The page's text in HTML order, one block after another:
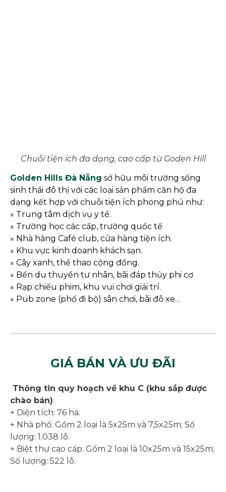
Chuỗi tiện ích đa dạng, cao cấp từ Goden Hill
Golden Hills Đà Nẵng sở hữu môi trường sống
sinh thái đô thị với các loại sản phẩm căn hộ đa
dạng kết hợp với chuỗi tiện ích phong phú như:
» Trung tâm dịch vụ y tế.
» Trường học các cấp, trường quốc tế
» Nhà hàng Café club, cửa hàng tiện ích.
» Khu vực kinh doanh khách sạn.
» Cây xanh, thể thao cộng đồng.
» Bến du thuyền tư nhân, bãi đáp thủy phi cơ
» Rạp chiếu phim, khu vui chơi giải trí.
» Pub zone (phố đi bộ) sân chơi, bãi đỗ xe…
GIÁ BÁN VÀ ƯU ĐÃI
Thông tin quy hoạch về khu C (khu sắp được
chào bán):
+ Diện tích: 76 ha.
+ Nhà phố: Gồm 2 loại là 5x25m và 7,5x25m; Số
lượng: 1.038 lô.
+ Biệt thự cao cấp: Gồm 2 loại là 10x25m và 15x25m;
Số lượng: 522 lô.